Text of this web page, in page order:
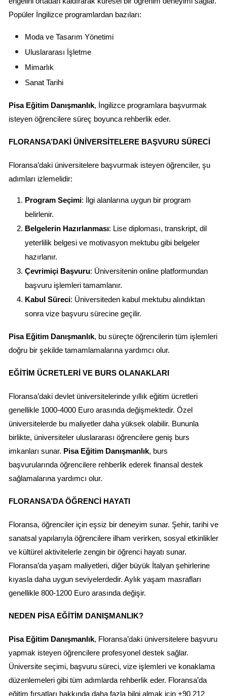
Popüler İngilizce programlardan bazıları:
Moda ve Tasarım Yönetimi
Uluslararası İşletme
Mimarlık
Sanat Tarihi
Pisa Eğitim Danışmanlık, İngilizce programlara başvurmak
isteyen öğrencilere süreç boyunca rehberlik eder.
FLORANSA’DAKI ÜNIVERSITELERE BAŞVURU SÜRECI
Floransa’daki üniversitelere başvurmak isteyen öğrenciler, şu
adımları izlemelidir:
Program Seçimi: İlgi alanlarına uygun bir program
belirlenir.
Belgelerin Hazırlanması: Lise diploması, transkript, dil
yeterlilik belgesi ve motivasyon mektubu gibi belgeler
hazırlanır.
Çevrimiçi Başvuru: Üniversitenin online platformundan
başvuru işlemleri tamamlanır.
Kabul Süreci: Üniversiteden kabul mektubu alındıktan
sonra vize başvuru sürecine geçilir.
Pisa Eğitim Danışmanlık, bu süreçte öğrencilerin tüm işlemleri
doğru bir şekilde tamamlamalarına yardımcı olur.
EĞITIM ÜCRETLERI VE BURS OLANAKLARI
Floransa’daki devlet üniversitelerinde yıllık eğitim ücretleri
genellikle 1000-4000 Euro arasında değişmektedir. Özel
üniversitelerde bu maliyetler daha yüksek olabilir. Bununla
birlikte, üniversiteler uluslararası öğrencilere geniş burs
imkanları sunar. Pisa Eğitim Danışmanlık, burs
başvurularında öğrencilere rehberlik ederek finansal destek
sağlamalarına yardımcı olur.
FLORANSA’DA ÖĞRENCI HAYATI
Floransa, öğrenciler için eşsiz bir deneyim sunar. Şehir, tarihi ve
sanatsal yapılarıyla öğrencilere ilham verirken, sosyal etkinlikler
ve kültürel aktivitelerle zengin bir öğrenci hayatı sunar.
Floransa’da yaşam maliyetleri, diğer büyük İtalyan şehirlerine
kıyasla daha uygun seviyelerdedir. Aylık yaşam masrafları
genellikle 800-1200 Euro arasında değişir.
NEDEN PISA EĞITIM DANIŞMANLIK?
Pisa Eğitim Danışmanlık, Floransa’daki üniversitelere başvuru
yapmak isteyen öğrencilere profesyonel destek sağlar.
Üniversite seçimi, başvuru süreci, vize işlemleri ve konaklama
düzenlemeleri gibi tüm adımlarda rehberlik eder. Floransa’da
eğitim fırsatları hakkında daha fazla bilgi almak için +90 212